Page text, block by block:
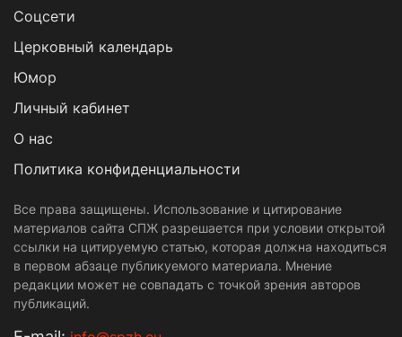
Cоцсети
Церковный календарь
Юмор
Личный кабинет
О нас
Политика конфиденциальности
Все права защищены. Использование и цитирование
материалов сайта СПЖ разрешается при условии открытой
ссылки на цитируемую статью, которая должна находиться
в первом абзаце публикуемого материала. Мнение
редакции может не совпадать с точкой зрения авторов
публикаций.